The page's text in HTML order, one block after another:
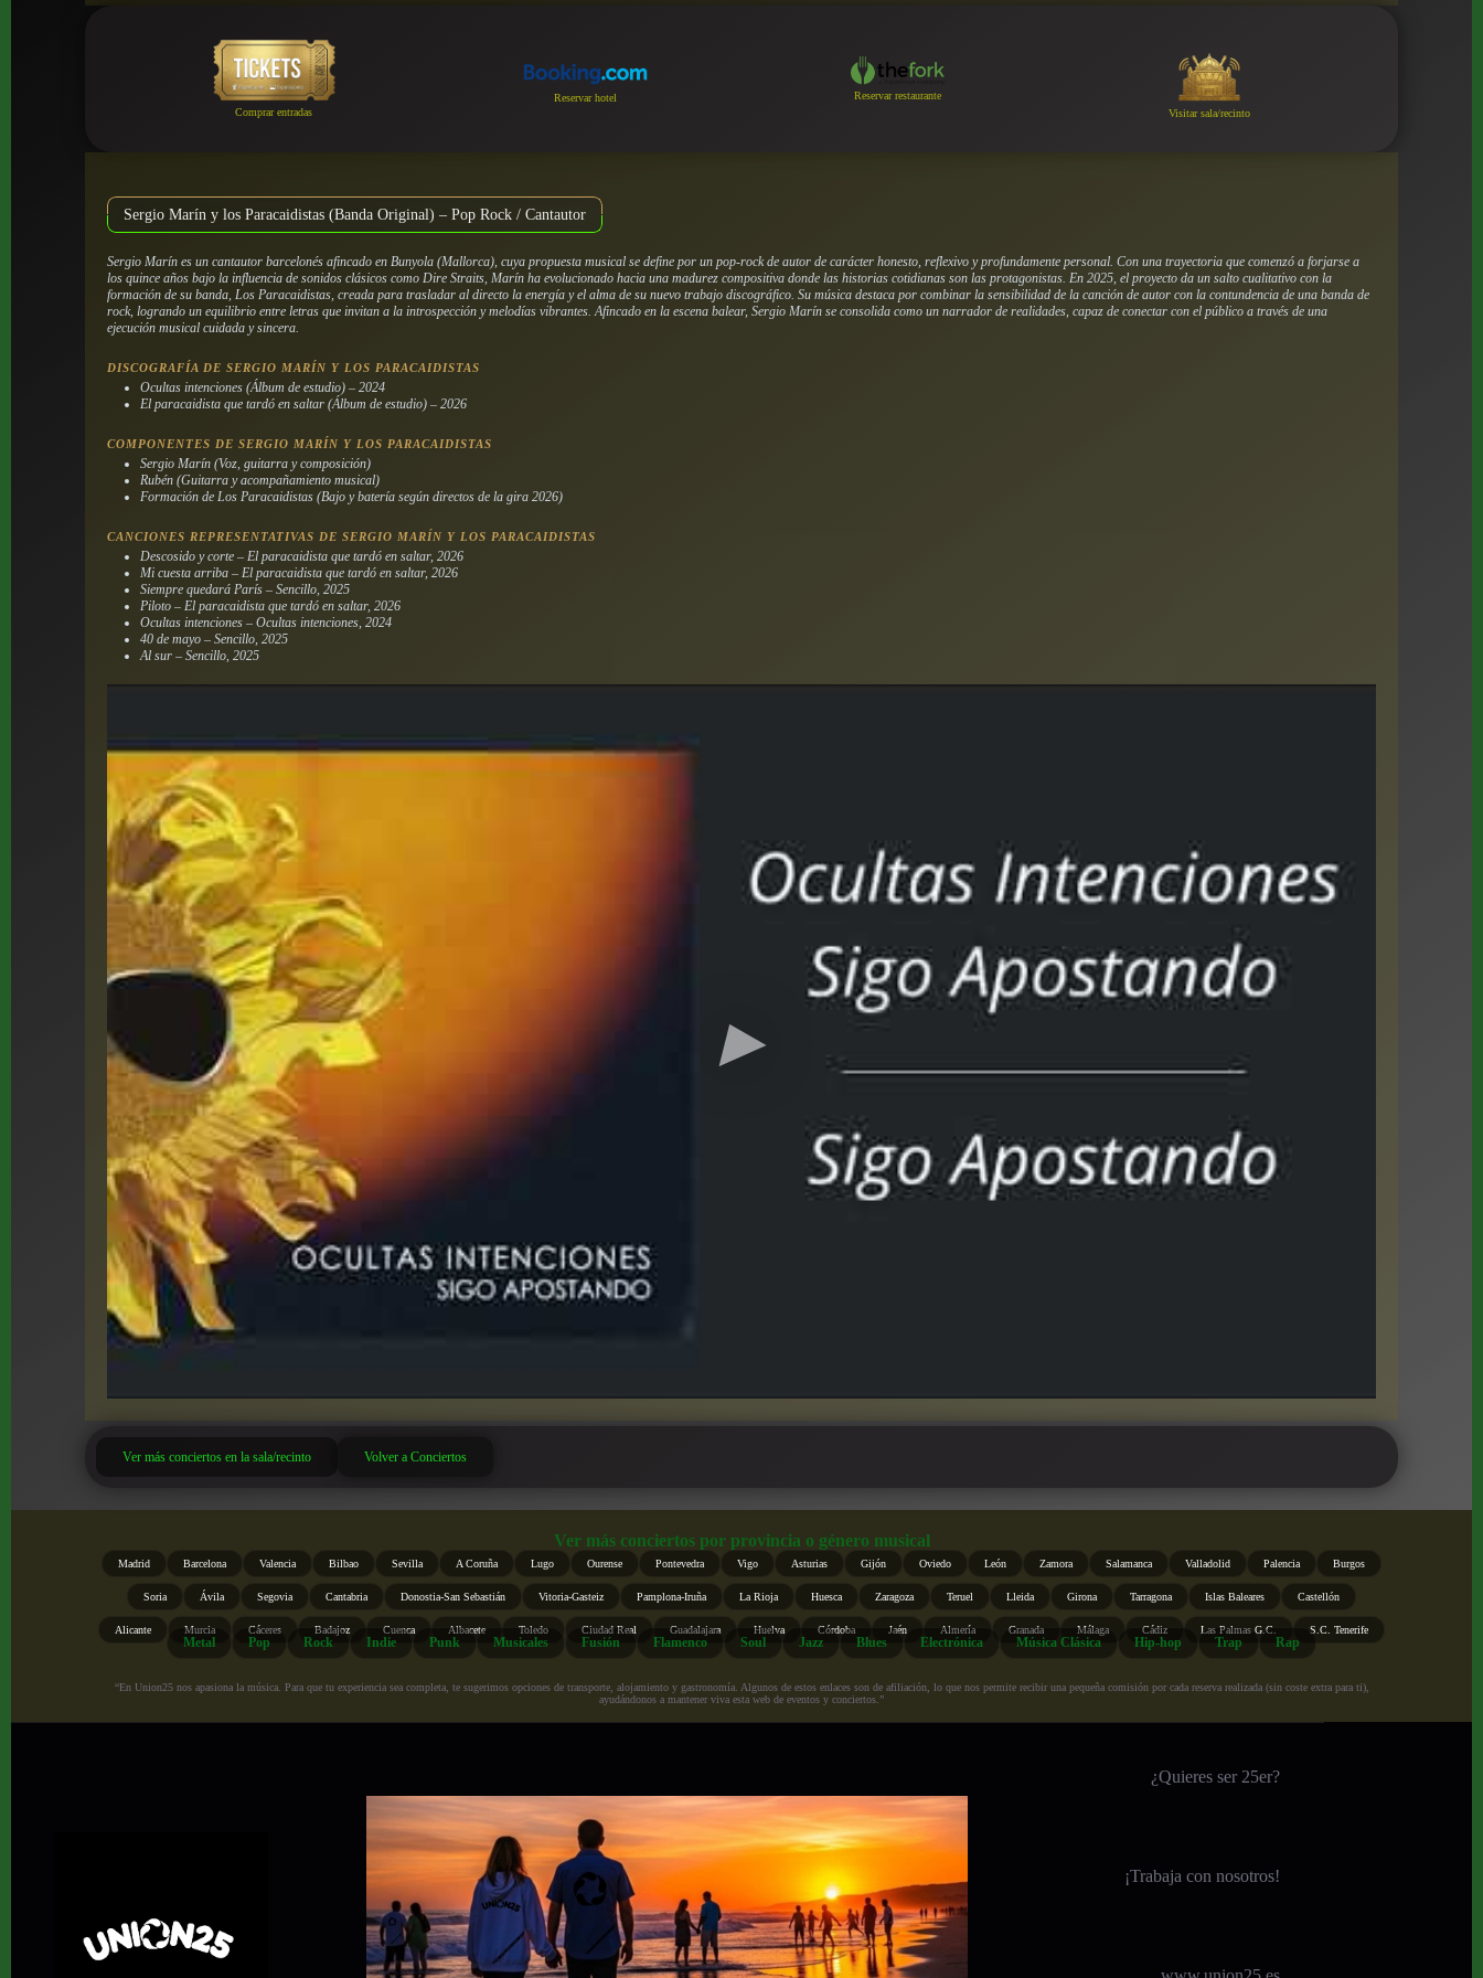
Comprar entradas
Reservar hotel
Reservar restaurante
Visitar sala/recinto
Sergio Marín y los Paracaidistas (Banda Original) – Pop Rock / Cantautor
Sergio Marín es un cantautor barcelonés afincado en Bunyola (Mallorca), cuya propuesta musical se define por un pop-rock de autor de carácter honesto, reflexivo y profundamente personal. Con una trayectoria que comenzó a forjarse a
los quince años bajo la influencia de sonidos clásicos como Dire Straits, Marín ha evolucionado hacia una madurez compositiva donde las historias cotidianas son las protagonistas. En 2025, el proyecto da un salto cualitativo con la
formación de su banda, Los Paracaidistas, creada para trasladar al directo la energía y el alma de su nuevo trabajo discográfico. Su música destaca por combinar la sensibilidad de la canción de autor con la contundencia de una banda de
rock, logrando un equilibrio entre letras que invitan a la introspección y melodías vibrantes. Afincado en la escena balear, Sergio Marín se consolida como un narrador de realidades, capaz de conectar con el público a través de una
ejecución musical cuidada y sincera.
DISCOGRAFÍA DE SERGIO MARÍN Y LOS PARACAIDISTAS
Ocultas intenciones (Álbum de estudio) – 2024
El paracaidista que tardó en saltar (Álbum de estudio) – 2026
COMPONENTES DE SERGIO MARÍN Y LOS PARACAIDISTAS
Sergio Marín (Voz, guitarra y composición)
Rubén (Guitarra y acompañamiento musical)
Formación de Los Paracaidistas (Bajo y batería según directos de la gira 2026)
CANCIONES REPRESENTATIVAS DE SERGIO MARÍN Y LOS PARACAIDISTAS
Descosido y corte – El paracaidista que tardó en saltar, 2026
Mi cuesta arriba – El paracaidista que tardó en saltar, 2026
Siempre quedará París – Sencillo, 2025
Piloto – El paracaidista que tardó en saltar, 2026
Ocultas intenciones – Ocultas intenciones, 2024
40 de mayo – Sencillo, 2025
Al sur – Sencillo, 2025
Ver más conciertos en la sala/recinto Volver a Conciertos
Ver más conciertos por provincia o género musical
Madrid Barcelona Valencia Bilbao Sevilla A Coruña Lugo Ourense Pontevedra Vigo Asturias Gijón Oviedo León Zamora Salamanca Valladolid Palencia Burgos
Soria Ávila Segovia Cantabria Donostia-San Sebastián Vitoria-Gasteiz Pamplona-Iruña La Rioja Huesca Zaragoza Teruel Lleida Girona Tarragona Islas Baleares Castellón
Alicante Murcia Cáceres Badajoz Cuenca Albacete Toledo Ciudad Real Guadalajara Huelva Córdoba Jaén Almería Granada Málaga Cádiz Las Palmas G.C. S.C. Tenerife
Metal Pop Rock Indie Punk Musicales Fusión Flamenco Soul Jazz Blues Electrónica Música Clásica Hip-hop Trap Rap
“En Union25 nos apasiona la música. Para que tu experiencia sea completa, te sugerimos opciones de transporte, alojamiento y gastronomía. Algunos de estos enlaces son de afiliación, lo que nos permite recibir una pequeña comisión por cada reserva realizada (sin coste extra para ti),
ayudándonos a mantener viva esta web de eventos y conciertos.”
¿Quieres ser 25er?
¡Trabaja con nosotros!